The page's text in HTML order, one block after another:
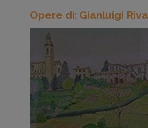
Opere di: Gianluigi Riva